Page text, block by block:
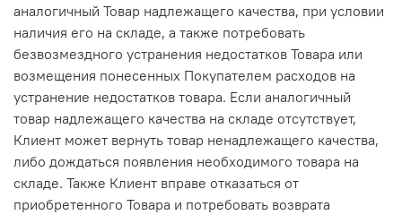
аналогичный Товар надлежащего качества, при условии
наличия его на складе, а также потребовать
безвозмездного устранения недостатков Товара или
возмещения понесенных Покупателем расходов на
устранение недостатков товара. Если аналогичный
товар надлежащего качества на складе отсутствует,
Клиент может вернуть товар ненадлежащего качества,
либо дождаться появления необходимого товара на
складе. Также Клиент вправе отказаться от
приобретенного Товара и потребовать возврата